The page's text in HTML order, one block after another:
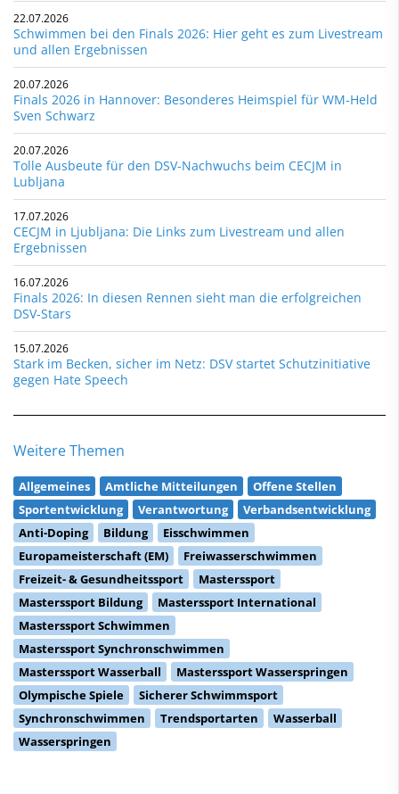
22.07.2026
Schwimmen bei den Finals 2026: Hier geht es zum Livestream
und allen Ergebnissen
20.07.2026
Finals 2026 in Hannover: Besonderes Heimspiel für WM-Held
Sven Schwarz
20.07.2026
Tolle Ausbeute für den DSV-Nachwuchs beim CECJM in
Lubljana
17.07.2026
CECJM in Ljubljana: Die Links zum Livestream und allen
Ergebnissen
16.07.2026
Finals 2026: In diesen Rennen sieht man die erfolgreichen
DSV-Stars
15.07.2026
Stark im Becken, sicher im Netz: DSV startet Schutzinitiative
gegen Hate Speech
Weitere Themen
Allgemeines Amtliche Mitteilungen
Offene Stellen
Sportentwicklung
Verantwortung
Verbandsentwicklung
Anti-Doping
Bildung
Eisschwimmen
Europameisterschaft (EM)
Freiwasserschwimmen
Freizeit- & Gesundheitssport
Masterssport
Masterssport Bildung
Masterssport International
Masterssport Schwimmen
Masterssport Synchronschwimmen
Masterssport Wasserball
Masterssport Wasserspringen
Olympische Spiele
Sicherer Schwimmsport
Synchronschwimmen
Trendsportarten
Wasserball
Wasserspringen